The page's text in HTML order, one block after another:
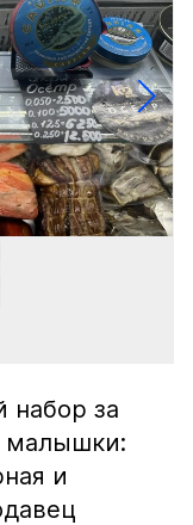
набор за
малышки:
и